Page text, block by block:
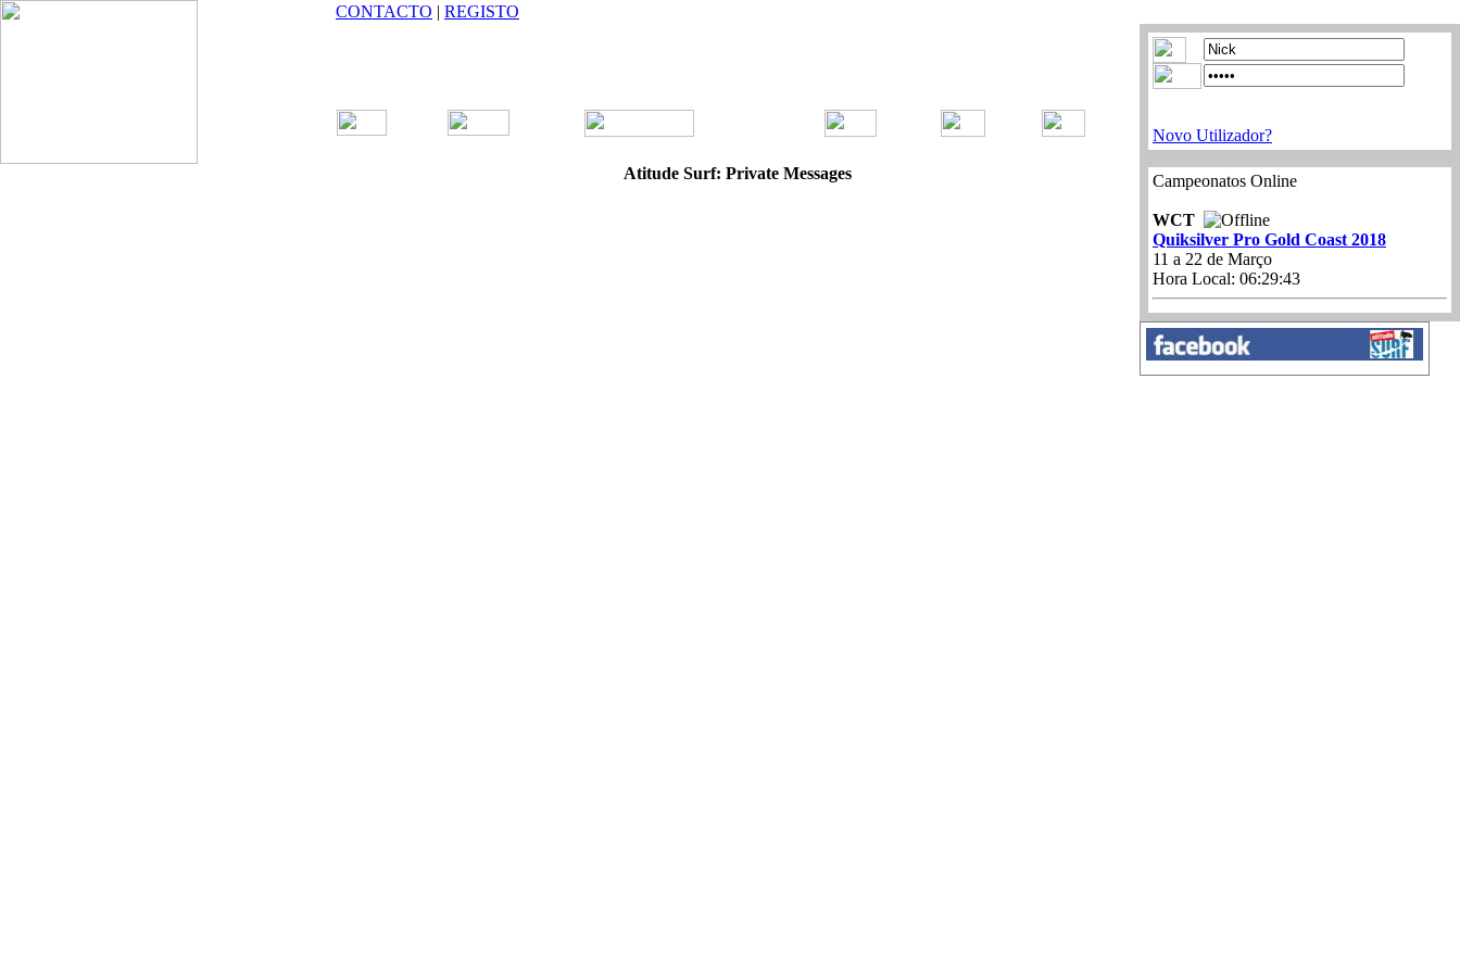
CONTACTO | REGISTO
Novo Utilizador?
Campeonatos Online
WCT
Quiksilver Pro Gold Coast 2018
11 a 22 de Março
Hora Local: 06:29:43
Atitude Surf: Private Messages